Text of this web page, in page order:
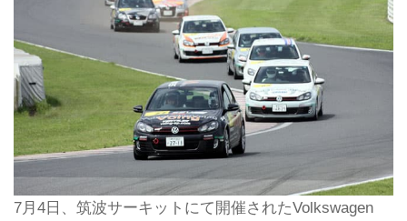
7月4日、筑波サーキットにて開催されたVolkswagen